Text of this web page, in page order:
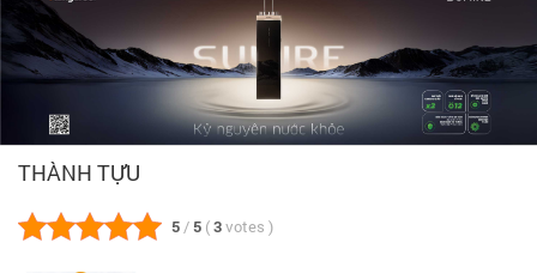
THÀNH TỰU
5 / 5 ( 3 votes )